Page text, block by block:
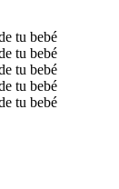
tu bebé
tu bebé
tu bebé
tu bebé
tu bebé